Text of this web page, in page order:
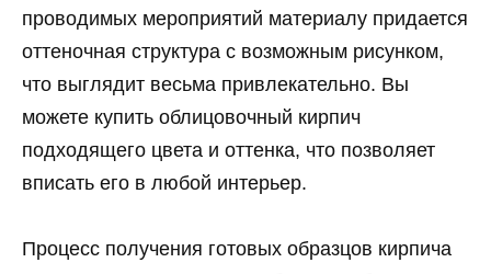
проводимых мероприятий материалу придается
оттеночная структура с возможным рисунком,
что выглядит весьма привлекательно. Вы
можете купить облицовочный кирпич
подходящего цвета и оттенка, что позволяет
вписать его в любой интерьер.
Процесс получения готовых образцов кирпича